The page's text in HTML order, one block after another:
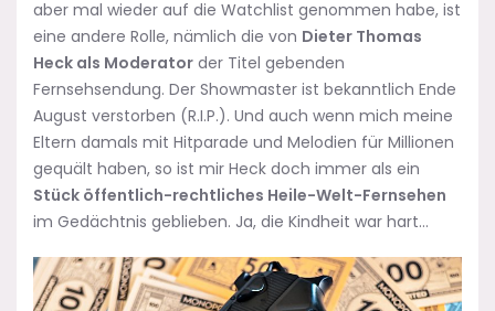
aber mal wieder auf die Watchlist genommen habe, ist
eine andere Rolle, nämlich die von Dieter Thomas
Heck als Moderator der Titel gebenden
Fernsehsendung. Der Showmaster ist bekanntlich Ende
August verstorben (R.I.P.). Und auch wenn mich meine
Eltern damals mit Hitparade und Melodien für Millionen
gequält haben, so ist mir Heck doch immer als ein
Stück öffentlich-rechtliches Heile-Welt-Fernsehen
im Gedächtnis geblieben. Ja, die Kindheit war hart…